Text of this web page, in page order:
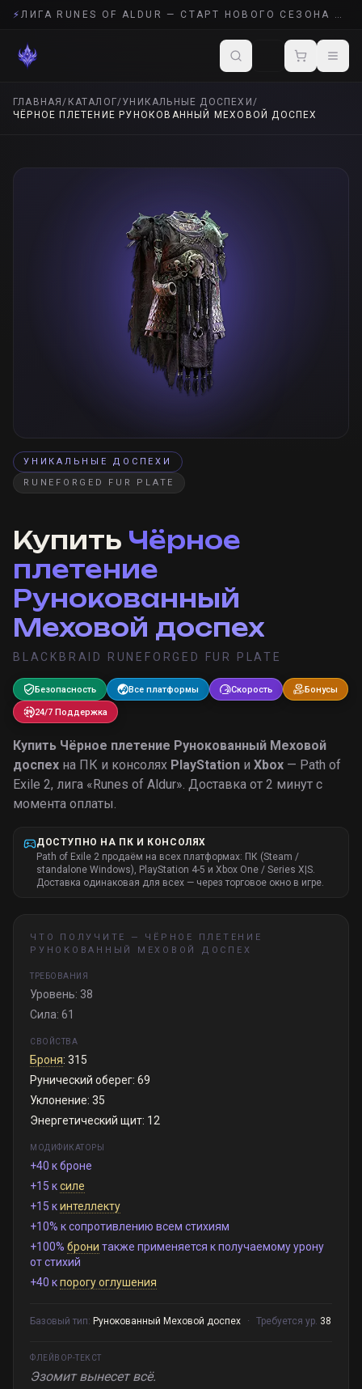
⚡ ЛИГА RUNES OF ALDUR — СТАРТ НОВОГО СЕЗОНА POE 2
ГЛАВНАЯ/ КАТАЛОГ/УНИКАЛЬНЫЕ ДОСПЕХИ /
ЧЁРНОЕ ПЛЕТЕНИЕ РУНОКОВАННЫЙ МЕХОВОЙ ДОСПЕХ
УНИКАЛЬНЫЕ ДОСПЕХИ
RUNEFORGED FUR PLATE
Купить Чёрное
плетение
Рунокованный
Меховой доспех
BLACKBRAID RUNEFORGED FUR PLATE
Безопасность Все платформы Скорость Бонусы
24/7 Поддержка
Купить Чёрное плетение Рунокованный Меховой
доспех на ПК и консолях PlayStation и Xbox — Path of
Exile 2, лига «Runes of Aldur». Доставка от 2 минут с
момента оплаты.
ДОСТУПНО НА ПК И КОНСОЛЯХ
Path of Exile 2 продаём на всех платформах: ПК (Steam /
standalone Windows), PlayStation 4-5 и Xbox One / Series X|S.
Доставка одинаковая для всех — через торговое окно в игре.
ЧТО ПОЛУЧИТЕ — ЧЁРНОЕ ПЛЕТЕНИЕ
РУНОКОВАННЫЙ МЕХОВОЙ ДОСПЕХ
ТРЕБОВАНИЯ
Уровень: 38
Сила: 61
СВОЙСТВА
Броня: 315
Рунический оберег: 69
Уклонение: 35
Энергетический щит: 12
МОДИФИКАТОРЫ
+40 к броне
+15 ксиле
+15 кинтеллекту
+10% к сопротивлению всем стихиям
+100% брони также применяется к получаемому урону
от стихий
+40 кпорогу оглушения
Базовый тип: Рунокованный Меховой доспех · Требуется ур. 38
ФЛЕЙВОР-ТЕКСТ
Эзомит вынесет всё.